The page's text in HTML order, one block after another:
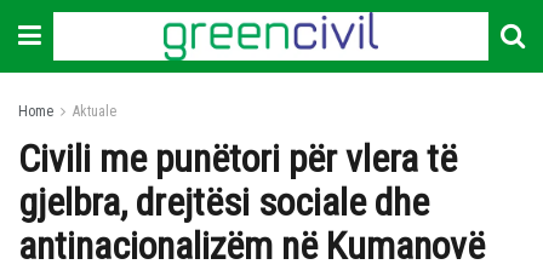
Home Aktuale
Civili me punëtori për vlera të
gjelbra, drejtësi sociale dhe
antinacionalizëm në Kumanovë